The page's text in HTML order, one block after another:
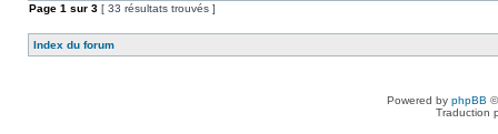
Page 1 sur 3 [ 33 résultats trouvés ]
Index du forum
Powered by phpBB
Traduction